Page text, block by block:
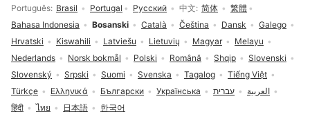
Português Brasil Portugal Русский 中文 简体
繁體
Bahasa Indonesia
Bosanski Català Čeština Dansk
Galego
Hrvatski
Kiswahili Latviešu Lietuvių Magyar
Melayu
Nederlands
Norsk bokmål Polski Română Shqip
Slovenski
Slovenský
Srpski Suomi Svenska Tagalog
Tiếng Việt
Türkçe
Ελληνικά Български Українська עברית
العربية
हिंदी
ไทย 日本語 한국어